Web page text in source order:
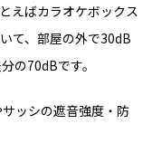
えばカラオケボックス
て、部屋の外で30dB
の70dBです。
ッシの遮音強度・防